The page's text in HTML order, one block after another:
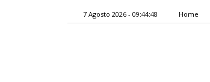
7 Agosto 2026 - 09:44:48 Home